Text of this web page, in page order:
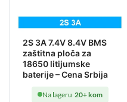
2S 3A 7.4V 8.4V BMS
zaštitna ploča za
18650 litijumske
baterije – Cena Srbija
Na lageru 20+ kom